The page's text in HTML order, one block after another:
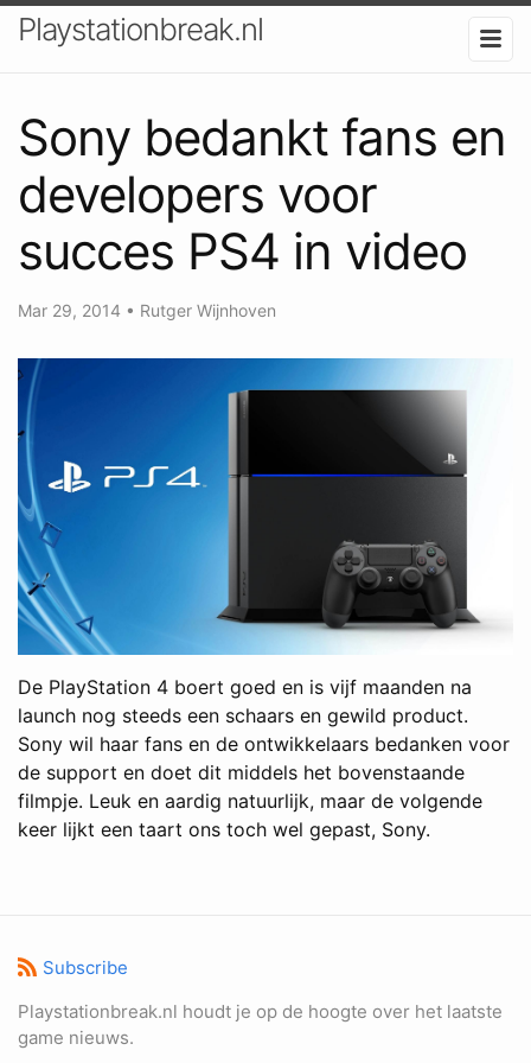
Playstationbreak.nl
Sony bedankt fans en
developers voor
succes PS4 in video
Mar 29, 2014 • Rutger Wijnhoven
De PlayStation 4 boert goed en is vijf maanden na
launch nog steeds een schaars en gewild product.
Sony wil haar fans en de ontwikkelaars bedanken voor
de support en doet dit middels het bovenstaande
filmpje. Leuk en aardig natuurlijk, maar de volgende
keer lijkt een taart ons toch wel gepast, Sony.
Subscribe
Playstationbreak.nl houdt je op de hoogte over het laatste
game nieuws.